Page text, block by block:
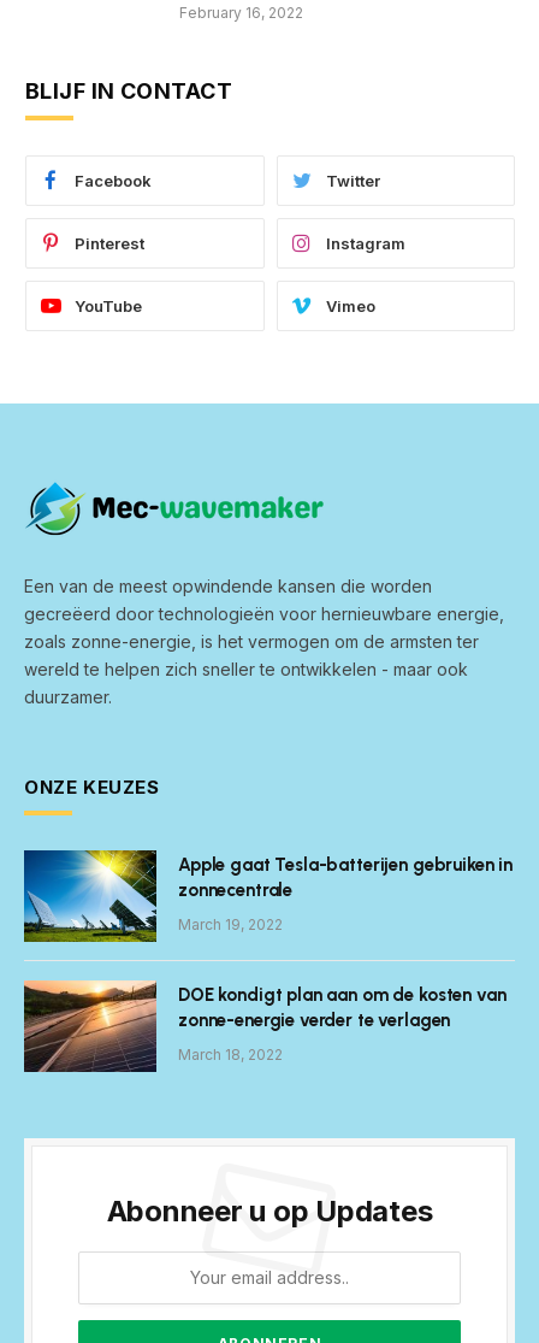
February 16, 2022
BLIJF IN CONTACT
Facebook Twitter
Pinterest Instagram
YouTube Vimeo
Een van de meest opwindende kansen die worden
gecreëerd door technologieën voor hernieuwbare energie,
zoals zonne-energie, is het vermogen om de armsten ter
wereld te helpen zich sneller te ontwikkelen - maar ook
duurzamer.
ONZE KEUZES
Apple gaat Tesla-batterijen gebruiken in
zonnecentrale
March 19, 2022
DOE kondigt plan aan om de kosten van
zonne-energie verder te verlagen
March 18, 2022
Abonneer u op Updates